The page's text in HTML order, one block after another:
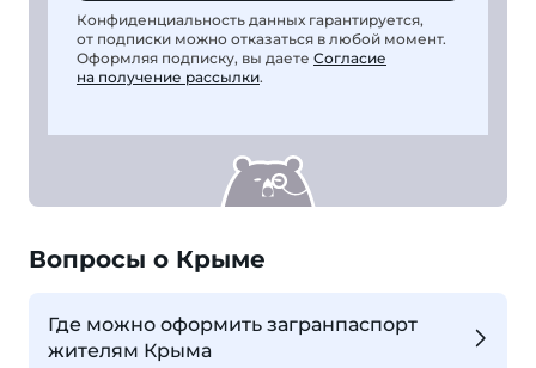
Конфиденциальность данных гарантируется,
от подписки можно отказаться в любой момент.
Оформляя подписку, вы даете Согласие
на получение рассылки.
Вопросы о Крыме
Где можно оформить загранпаспорт
жителям Крыма